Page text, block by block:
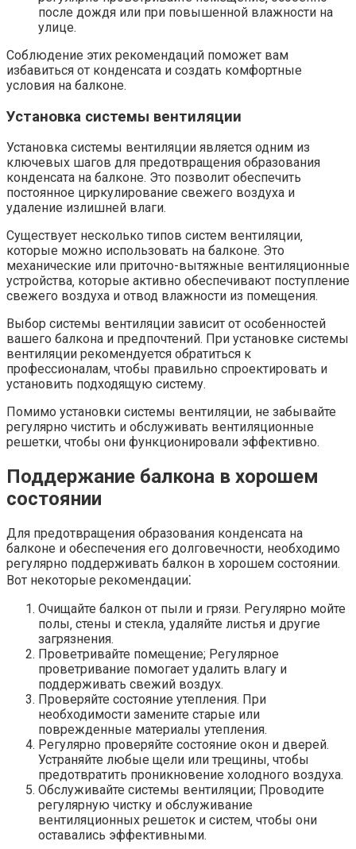
после дождя или при повышенной влажности на
улице.​
Соблюдение этих рекомендаций поможет вам
избавиться от конденсата и создать комфортные
условия на балконе.
Установка системы вентиляции
Установка системы вентиляции является одним из
ключевых шагов для предотвращения образования
конденсата на балконе.​ Это позволит обеспечить
постоянное циркулирование свежего воздуха и
удаление излишней влаги.​
Существует несколько типов систем вентиляции‚
которые можно использовать на балконе.​ Это
механические или приточно-вытяжные вентиляционные
устройства‚ которые активно обеспечивают поступление
свежего воздуха и отвод влажности из помещения.​
Выбор системы вентиляции зависит от особенностей
вашего балкона и предпочтений. При установке системы
вентиляции рекомендуется обратиться к
профессионалам‚ чтобы правильно спроектировать и
установить подходящую систему.​
Помимо установки системы вентиляции‚ не забывайте
регулярно чистить и обслуживать вентиляционные
решетки‚ чтобы они функционировали эффективно.​
Поддержание балкона в хорошем
состоянии
Для предотвращения образования конденсата на
балконе и обеспечения его долговечности‚ необходимо
регулярно поддерживать балкон в хорошем состоянии.​
Вот некоторые рекомендации⁚
Очищайте балкон от пыли и грязи.​ Регулярно мойте
полы‚ стены и стекла‚ удаляйте листья и другие
загрязнения.​
Проветривайте помещение; Регулярное
проветривание помогает удалить влагу и
поддерживать свежий воздух.​
Проверяйте состояние утепления.​ При
необходимости замените старые или
поврежденные материалы утепления.​
Регулярно проверяйте состояние окон и дверей.​
Устраняйте любые щели или трещины‚ чтобы
предотвратить проникновение холодного воздуха.​
Обслуживайте системы вентиляции; Проводите
регулярную чистку и обслуживание
вентиляционных решеток и систем‚ чтобы они
оставались эффективными.​